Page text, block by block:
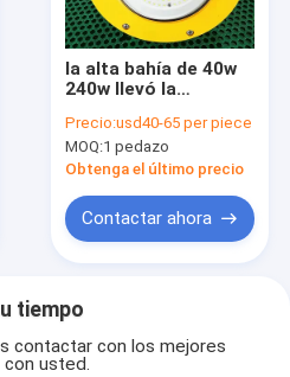
la alta bahía de 40w
240w llevó la
zona a prueba de
explosiones 22 de la
zona 21 de la
Precio:usd40-65 per piece
MOQ:1 pedazo
Obtenga el último precio
Contactar ahora
tiempo
contactar con los mejores
usted.